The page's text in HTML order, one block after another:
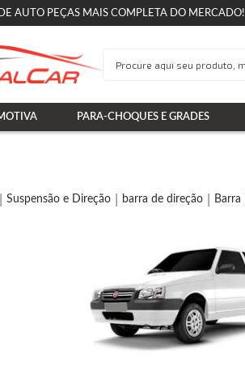
AUTO PEÇAS MAIS COMPLETA DO MERCADO!
PARA-CHOQUES E GRADES
Suspensão e Direção barra de direção Barra